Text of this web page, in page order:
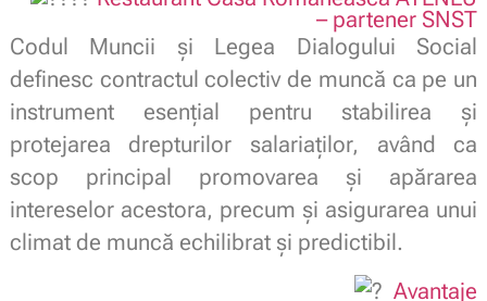
– partener SNST
Codul Muncii și Legea Dialogului Social
definesc contractul colectiv de muncă ca pe un
instrument esențial pentru stabilirea și
protejarea drepturilor salariaților, având ca
scop principal promovarea și apărarea
intereselor acestora, precum și asigurarea unui
climat de muncă echilibrat și predictibil.
Avantaje